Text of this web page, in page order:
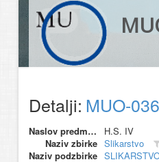
Detalji: MUO-
Naslov predmeta
H.S. IV
Naziv zbirke Slikarstvo
Naziv podzbirke